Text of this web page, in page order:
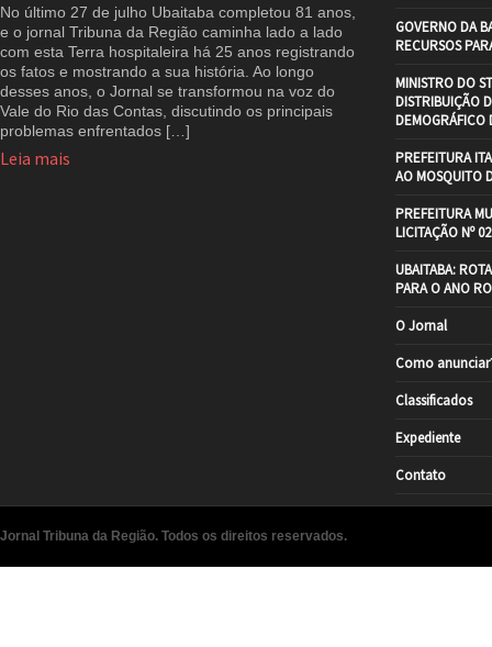
No último 27 de julho Ubaitaba completou 81 anos,
e o jornal Tribuna da Região caminha lado a lado
com esta Terra hospitaleira há 25 anos registrando
os fatos e mostrando a sua história. Ao longo
desses anos, o Jornal se transformou na voz do
Vale do Rio das Contas, discutindo os principais
problemas enfrentados […]
Leia mais
GOVERNO DA
RECURSOS
MINISTRO DO
DISTRIBUIÇÃO
DEMOGRÁFICO
PREFEITURA
AO MOSQUITO
PREFEITURA
LICITAÇÃO Nº
UBAITABA:
PARA O ANO
O Jornal
Como
Classificados
Expediente
Contato
Jornal Tribuna da Região. Todos os direitos reservados.